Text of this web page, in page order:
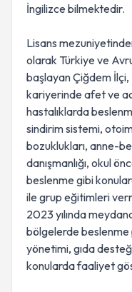
İngilizce bilmektedir.
Lisans
olarak Türkiye ve
başlayan Çiğdem İlçi,
kariyerinde afet ve
hastalıklarda
sindirim sistemi,
bozuklukları, anne-
danışmanlığı, okul
beslenme gibi
ile grup eğitimleri
2023 yılında
bölgelerde
yönetimi, gıda
konularda faaliyet